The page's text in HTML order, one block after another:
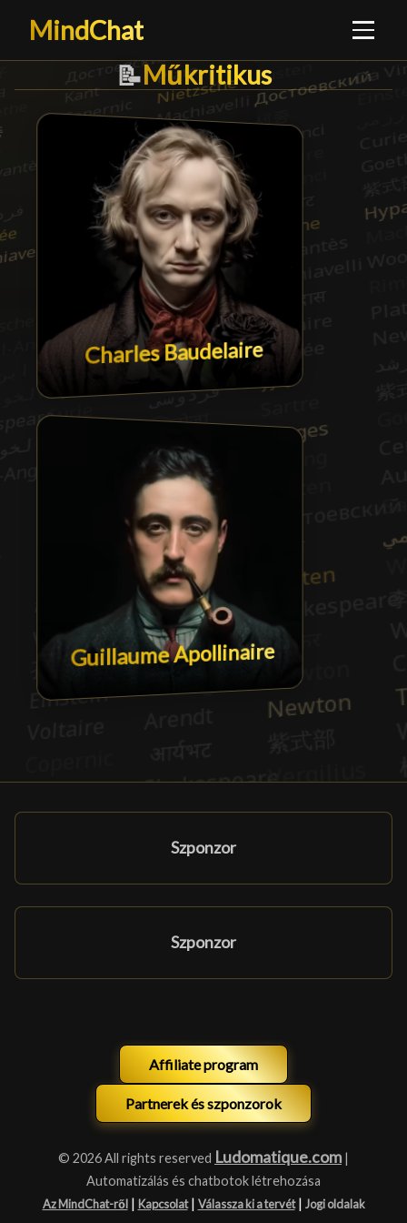
MindChat
📝Műkritikus
Műkritikus█
Charles Baudelaire
Guillaume Apollinaire
Szponzor
Szponzor
Affiliate program
Partnerek és szponzorok
© 2026 All rights reserved Ludomatique.com |
Automatizálás és chatbotok létrehozása
Az MindChat-ről | Kapcsolat | Válassza ki a tervét | Jogi oldalak